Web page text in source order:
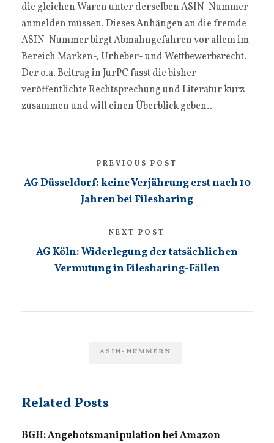
die gleichen Waren unter derselben ASIN-Nummer
anmelden müssen. Dieses Anhängen an die fremde
ASIN-Nummer birgt Abmahngefahren vor allem im
Bereich Marken-, Urheber- und Wettbewerbsrecht.
Der o.a. Beitrag in JurPC fasst die bisher
veröffentlichte Rechtsprechung und Literatur kurz
zusammen und will einen Überblick geben..
PREVIOUS POST
AG Düsseldorf: keine Verjährung erst nach 10
Jahren bei Filesharing
NEXT POST
AG Köln: Widerlegung der tatsächlichen
Vermutung in Filesharing-Fällen
ASIN-NUMMERN
Related Posts
BGH: Angebotsmanipulation bei Amazon